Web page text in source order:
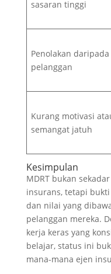
sasaran tinggi
Penolakan daripada
pelanggan
Kurang motivasi
semangat jatuh
Kesimpulan
MDRT bukan
insurans, tetapi
dan nilai yang
pelanggan mereka.
kerja keras yang
belajar, status ini
mana-mana ejen